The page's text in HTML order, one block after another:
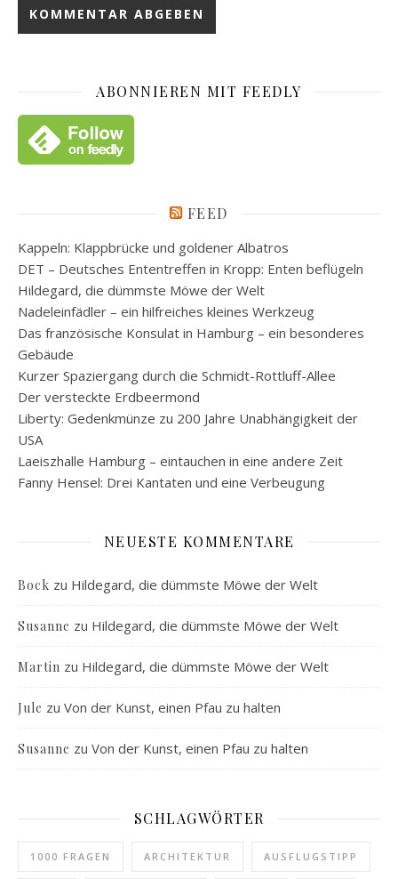
ABONNIEREN MIT FEEDLY
FEED
Kappeln: Klappbrücke und goldener Albatros
DET – Deutsches Ententreffen in Kropp: Enten beflügeln
Hildegard, die dümmste Möwe der Welt
Nadeleinfädler – ein hilfreiches kleines Werkzeug
Das französische Konsulat in Hamburg – ein besonderes
Gebäude
Kurzer Spaziergang durch die Schmidt-Rottluff-Allee
Der versteckte Erdbeermond
Liberty: Gedenkmünze zu 200 Jahre Unabhängigkeit der
USA
Laeiszhalle Hamburg – eintauchen in eine andere Zeit
Fanny Hensel: Drei Kantaten und eine Verbeugung
NEUESTE KOMMENTARE
Bock zu Hildegard, die dümmste Möwe der Welt
Susanne zu Hildegard, die dümmste Möwe der Welt
Martin zu Hildegard, die dümmste Möwe der Welt
Jule zu Von der Kunst, einen Pfau zu halten
Susanne zu Von der Kunst, einen Pfau zu halten
SCHLAGWÖRTER
1000 FRAGEN ARCHITEKTUR AUSFLUGSTIPP